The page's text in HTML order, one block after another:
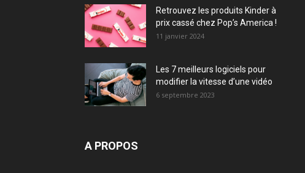
Retrouvez les produits Kinder à
prix cassé chez Pop’s America !
11 janvier 2024
Les 7 meilleurs logiciels pour
modifier la vitesse d’une vidéo
6 septembre 2023
A PROPOS